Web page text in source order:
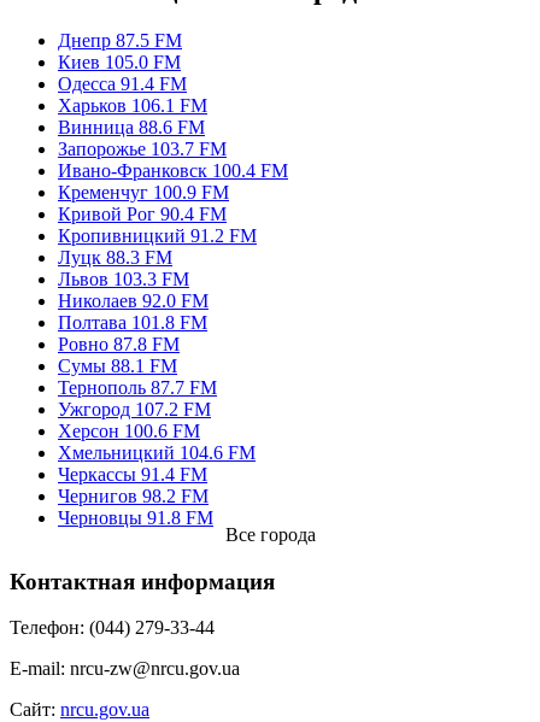
Днепр 87.5 FM
Киев 105.0 FM
Одесса 91.4 FM
Харьков 106.1 FM
Винница 88.6 FM
Запорожье 103.7 FM
Ивано-Франковск 100.4 FM
Кременчуг 100.9 FM
Кривой Рог 90.4 FM
Кропивницкий 91.2 FM
Луцк 88.3 FM
Львов 103.3 FM
Николаев 92.0 FM
Полтава 101.8 FM
Ровно 87.8 FM
Сумы 88.1 FM
Тернополь 87.7 FM
Ужгород 107.2 FM
Херсон 100.6 FM
Хмельницкий 104.6 FM
Черкассы 91.4 FM
Чернигов 98.2 FM
Черновцы 91.8 FM
Все города
Контактная информация
Телефон: (044) 279-33-44
E-mail: nrcu-zw@nrcu.gov.ua
Сайт: nrcu.gov.ua